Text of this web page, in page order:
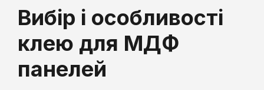
Вибір і особливості
клею для МДФ
панелей